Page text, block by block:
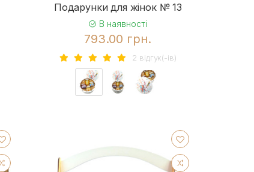
Подарунки для жінок № 13
В наявності
793.00 грн.
2 вiдгук(-iв)